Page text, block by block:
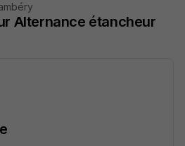
Alternance étancheur